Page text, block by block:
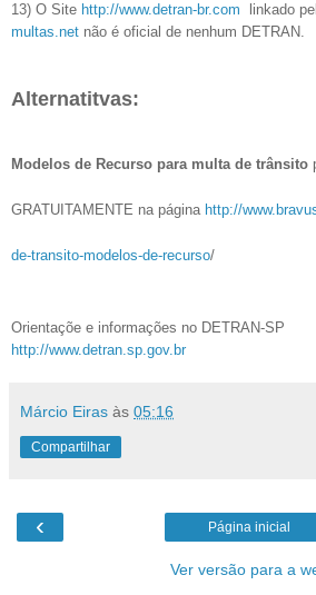
13) O Site http://www.detran-br.com linkado
multas.net não é oficial de nenhum DETRAN.
Alternatitvas:
Modelos de Recurso para multa de trânsito
GRATUITAMENTE na página http://
de-transito-modelos-de-recurso/
Orientaçõe e informações no DETRAN-SP
http://www.detran.sp.gov.br
Márcio Eiras às 05:16
Compartilhar
‹ Página inicial
Ver versão para a